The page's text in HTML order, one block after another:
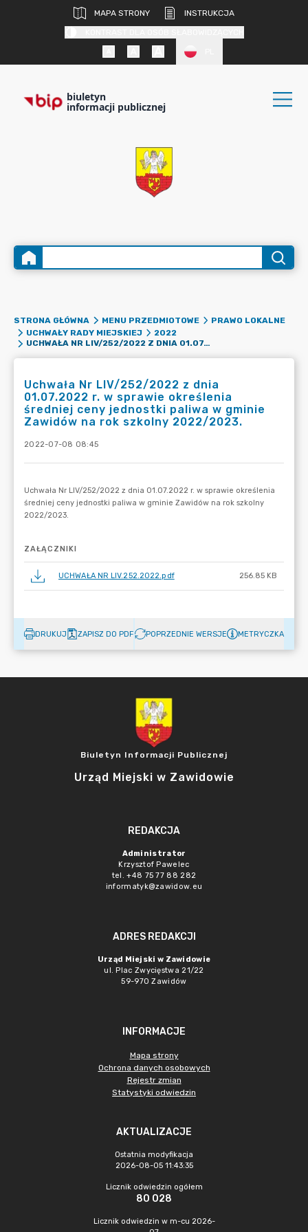
MAPA STRONY
INSTRUKCJA
biuletyn
informacji publicznej
STRONA GŁÓWNA MENU PRZEDMIOTOWE
PRAWO LOKALNE
UCHWAŁY RADY MIEJSKIEJ
2022
UCHWAŁA NR LIV/252/2022 Z DNIA 01.07.2022 R. W SPRAWIE OKREŚLENIA ŚREDNIEJ CENY JEDNOSTKI PALIWA W GMINIE ZAWIDÓW NA ROK SZKOLNY 2022/2023.
Uchwała Nr LIV/252/2022 z dnia
01.07.2022 r. w sprawie określenia
średniej ceny jednostki paliwa w gminie
Zawidów na rok szkolny 2022/2023.
2022-07-08 08:45
ZAŁĄCZNIKI
UCHWAŁA NR LIV.252.2022.pdf 256.85 KB
DRUKUJ ZAPISZ DO PDF POPRZEDNIE WERSJE METRYCZKA
Biuletyn Informacji Publicznej
Urząd Miejski w Zawidowie
REDAKCJA
Administrator
Krzysztof Pawelec
tel. +48 75 77 88 282
informatyk@zawidow.eu
ADRES REDAKCJI
Urząd Miejski w Zawidowie
ul. Plac Zwycięstwa 21/22
59-970 Zawidów
INFORMACJE
Mapa strony
Ochrona danych osobowych
Rejestr zmian
Statystyki odwiedzin
AKTUALIZACJE
Ostatnia modyfikacja
2026-08-05 11:43:35
Licznik odwiedzin ogółem
80 028
Licznik odwiedzin w m-cu 2026-